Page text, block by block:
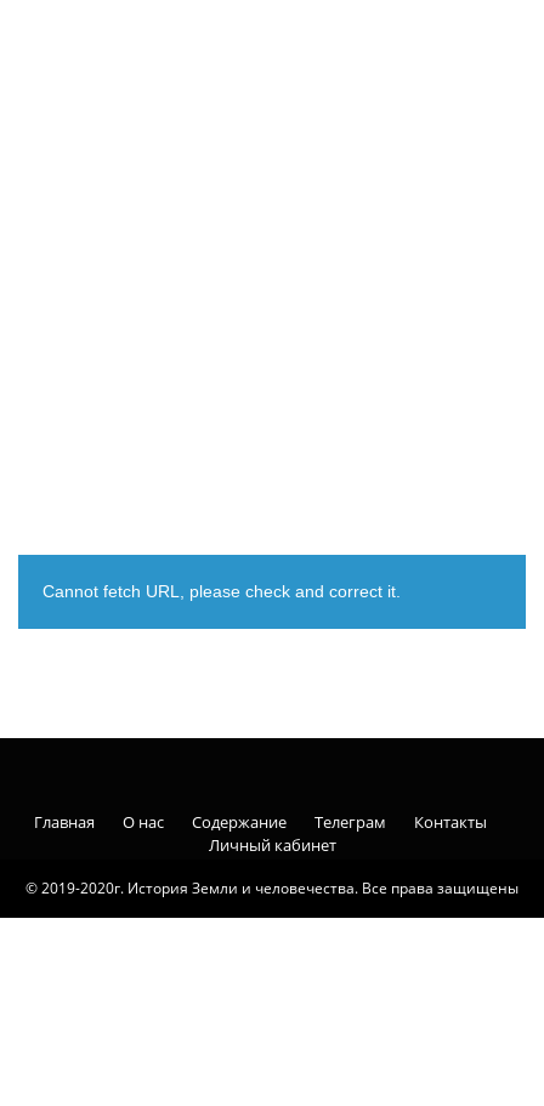
Cannot fetch URL, please check and correct it.
© 2019-2020г. История Земли и человечества. Все права защищены
Главная О нас Содержание Телеграм
Контакты
Личный кабинет